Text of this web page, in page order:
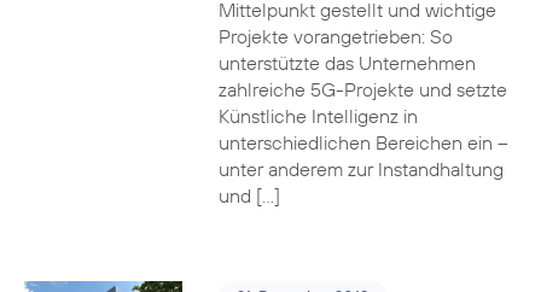
Mittelpunkt gestellt und wichtige
Projekte vorangetrieben: So
unterstützte das Unternehmen
zahlreiche 5G-Projekte und setzte
Künstliche Intelligenz in
unterschiedlichen Bereichen ein –
unter anderem zur Instandhaltung
und […]